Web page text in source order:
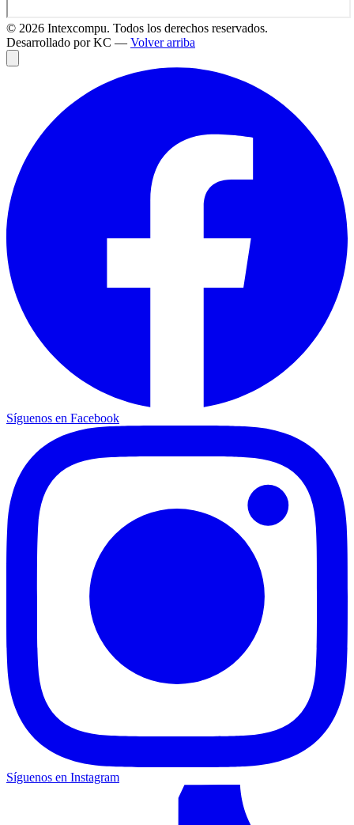
© 2026 Intexcompu. Todos los derechos reservados.
Desarrollado por KC — Volver arriba
Síguenos en Facebook
Síguenos en Instagram